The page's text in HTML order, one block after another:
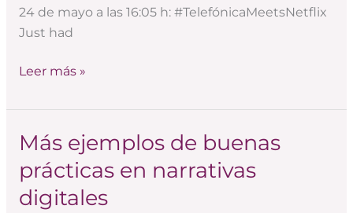
24 de mayo a las 16:05 h: #TelefónicaMeetsNetflix
Just had
Leer más »
Más ejemplos de buenas
prácticas en narrativas
digitales
Más
de
buenas